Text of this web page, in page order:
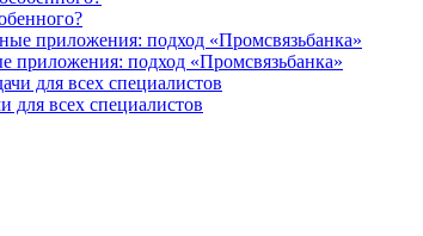
приложения: подход «Промсвязьбанка»
для всех специалистов